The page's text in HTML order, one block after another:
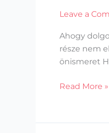
Leave a
Ahogy
része nem
önismeret
Read More »